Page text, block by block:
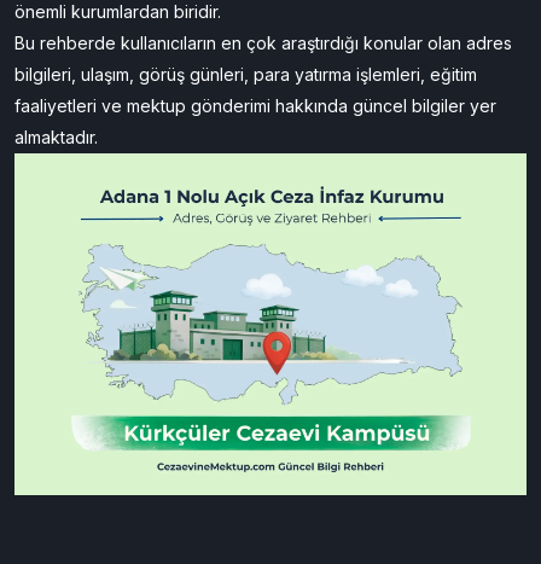
önemli kurumlardan biridir.
Bu rehberde kullanıcıların en çok araştırdığı konular olan adres
bilgileri, ulaşım, görüş günleri, para yatırma işlemleri, eğitim
faaliyetleri ve mektup gönderimi hakkında güncel bilgiler yer
almaktadır.